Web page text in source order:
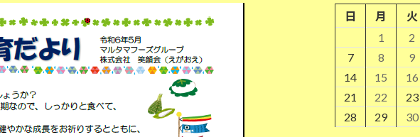
日
月 火
1
2
7
8 9
14
15 16
21
22 23
28
29 30